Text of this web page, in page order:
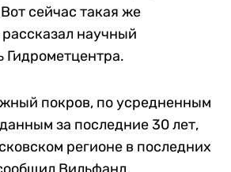
сейчас такая же
научный
Гидрометцентра.
покров, по усредненным
за последние 30 лет,
регионе в последних